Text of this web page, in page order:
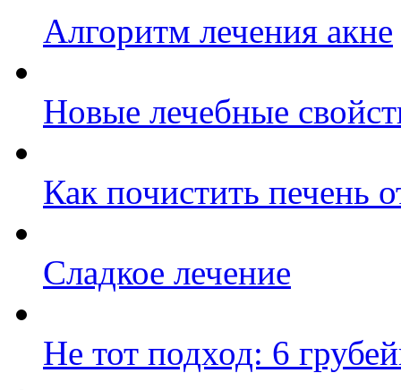
Алгоритм лечения акне
Новые лечебные
Как почистить печень
Сладкое лечение
Не тот подход: 6